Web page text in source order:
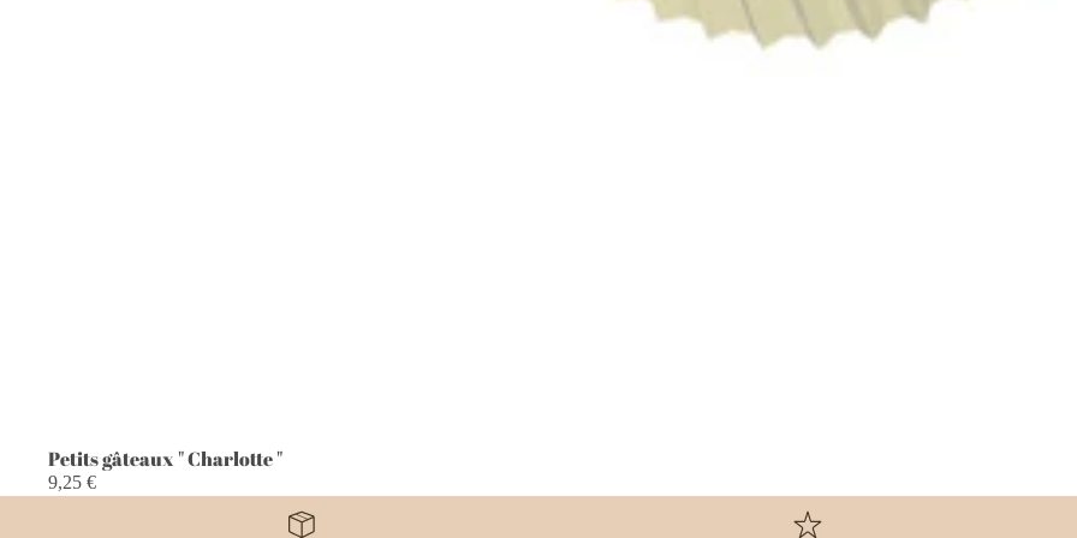
PROMOTION
Petits gâteaux " Charlotte "
9,25 €